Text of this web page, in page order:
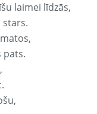
laimei līdzās,
stars.
pats.